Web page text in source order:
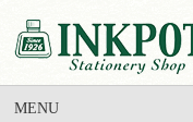
MENU